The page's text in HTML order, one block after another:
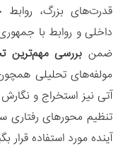
قدرت‌های بزرگ،
داخلی و روابط با جمهوری
ضمن بررسی مهم‌ترین
مولفه‌های تحلیلی
آتی نیز استخراج و
تنظیم محورهای رفتاری
آینده مورد استفاده قرار